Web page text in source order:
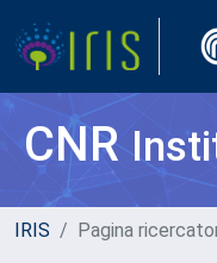
CNR
IRIS Pagina